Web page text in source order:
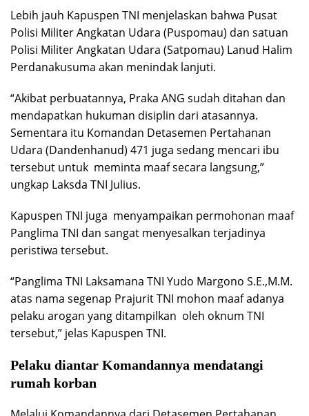
Lebih jauh Kapuspen TNI menjelaskan bahwa Pusat
Polisi Militer Angkatan Udara (Puspomau) dan satuan
Polisi Militer Angkatan Udara (Satpomau) Lanud Halim
Perdanakusuma akan menindak lanjuti.
“Akibat perbuatannya, Praka ANG sudah ditahan dan
mendapatkan hukuman disiplin dari atasannya.
Sementara itu Komandan Detasemen Pertahanan
Udara (Dandenhanud) 471 juga sedang mencari ibu
tersebut untuk meminta maaf secara langsung,”
ungkap Laksda TNI Julius.
Kapuspen TNI juga menyampaikan permohonan maaf
Panglima TNI dan sangat menyesalkan terjadinya
peristiwa tersebut.
“Panglima TNI Laksamana TNI Yudo Margono S.E.,M.M.
atas nama segenap Prajurit TNI mohon maaf adanya
pelaku arogan yang ditampilkan oleh oknum TNI
tersebut,” jelas Kapuspen TNI.
Pelaku diantar Komandannya mendatangi
rumah korban